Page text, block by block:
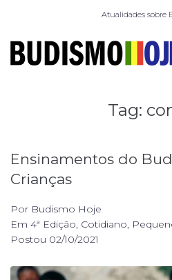
Atualidades sobre
Tag:
Ensinamentos do
Crianças
Por Budismo Hoje
Em 4ª Edição, Cotidiano,
Postou 02/10/2021